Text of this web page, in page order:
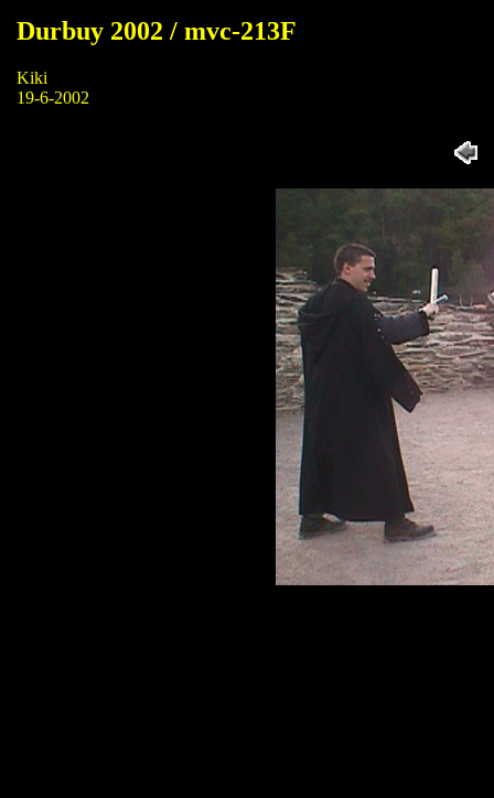
Durbuy 2002 / mvc-213F
Kiki
19-6-2002